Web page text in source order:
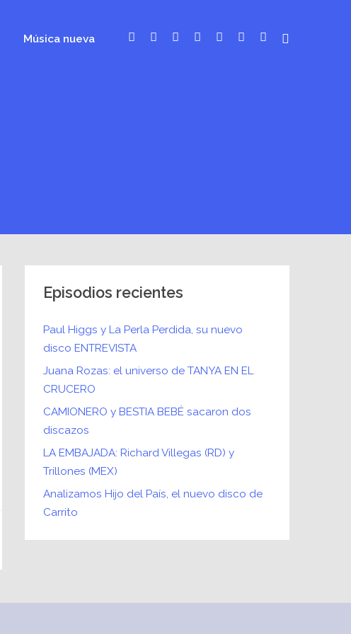
Música nueva
Episodios recientes
Paul Higgs y La Perla Perdida, su nuevo
disco ENTREVISTA
Juana Rozas: el universo de TANYA EN EL
CRUCERO
CAMIONERO y BESTIA BEBÉ sacaron dos
discazos
LA EMBAJADA: Richard Villegas (RD) y
Trillones (MEX)
Analizamos Hijo del País, el nuevo disco de
Carrito